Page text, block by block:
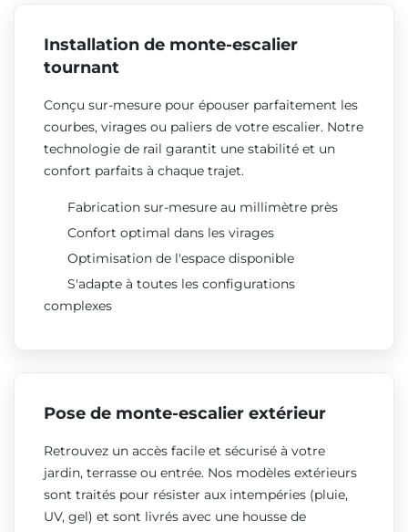
Installation de monte-escalier
tournant
Conçu sur-mesure pour épouser parfaitement les
courbes, virages ou paliers de votre escalier. Notre
technologie de rail garantit une stabilité et un
confort parfaits à chaque trajet.
Fabrication sur-mesure au millimètre près
Confort optimal dans les virages
Optimisation de l'espace disponible
S'adapte à toutes les configurations
complexes
Pose de monte-escalier extérieur
Retrouvez un accès facile et sécurisé à votre
jardin, terrasse ou entrée. Nos modèles extérieurs
sont traités pour résister aux intempéries (pluie,
UV, gel) et sont livrés avec une housse de